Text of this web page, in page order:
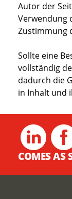
Autor der
Verwendung
Zustimmung
Sollte eine
vollständig
dadurch die
in Inhalt und
COMES AS